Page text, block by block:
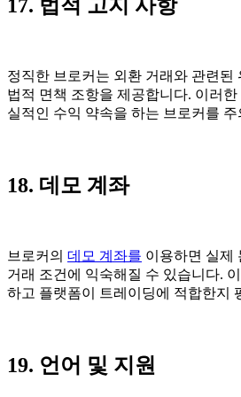
17. 법적 고지 사항
정직한 브로커는 외환 거래와 관련된
법적 면책 조항을 제공합니다. 이러
실적인 수익 약속을 하는 브로커를 주
18. 데모 계좌
브로커의 데모 계좌를 이용하면 실제
거래 조건에 익숙해질 수 있습니다.
하고 플랫폼이 트레이딩에 적합한지
19. 언어 및 지원